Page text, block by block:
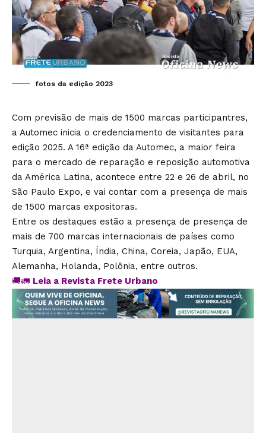
fotos da edição 2023
Com previsão de mais de 1500 marcas participantres,
a Automec inicia o credenciamento de visitantes para
edição 2025. A 16ª edição da Automec, a maior feira
para o mercado de reparação e reposição automotiva
da América Latina, acontece entre 22 e 26 de abril, no
São Paulo Expo, e vai contar com a presença de mais
de 1500 marcas expositoras.
Entre os destaques estão a presença de presença de
mais de 700 marcas internacionais de países como
Turquia, Argentina, Índia, China, Coreia, Japão, EUA,
Alemanha, Holanda, Polônia, entre outros.
🚚🚛 Leia a Revista Frete Urbano